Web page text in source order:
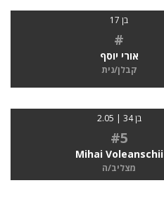
בן 17
#
אורי יוסף
קבלן/נית
בן 34 | 2.05
#5
Mihai Voleanschii
מצליב/ה